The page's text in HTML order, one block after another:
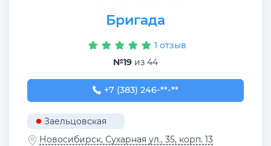
Бригада
1 отзыв
№19 из 44
+7 (383) 246-06-35
+7 (383) 246-**-**
Заельцовская
Новосибирск, Сухарная ул., 35, корп. 13